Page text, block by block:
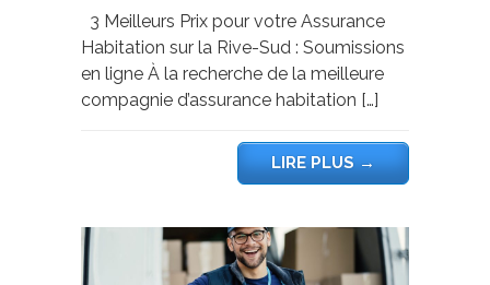
3 Meilleurs Prix pour votre Assurance
Habitation sur la Rive-Sud : Soumissions
en ligne À la recherche de la meilleure
compagnie d’assurance habitation […]
LIRE PLUS→